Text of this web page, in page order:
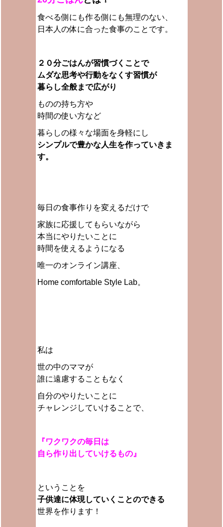
食べる側にも作る側にも無理のない、
日本人の体に合った食事のことです。
２０分ごはんが習慣づくことで
ムダな思考や行動をなくす習慣が
暮らし全般まで広がり
ものの持ち方や
時間の使い方など
暮らしの様々な場面を身軽にし
シンプルで豊かな人生を作っていきま
す。
毎日の食事作りを変えるだけで
家族に応援してもらいながら
本当にやりたいことに
時間を使えるようになる
唯一のオンライン講座、
Home comfortable Style Lab。
私は
世の中のママが
誰に遠慮することもなく
自分のやりたいことに
チャレンジしていけることで、
『ワクワクの毎日は
自ら作り出していけるもの』
ということを
子供達に体現していくことのできる
世界を作ります！